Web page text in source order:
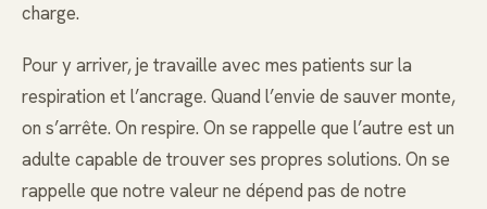
charge.
Pour y arriver, je travaille avec mes patients sur la
respiration et l’ancrage. Quand l’envie de sauver monte,
on s’arrête. On respire. On se rappelle que l’autre est un
adulte capable de trouver ses propres solutions. On se
rappelle que notre valeur ne dépend pas de notre